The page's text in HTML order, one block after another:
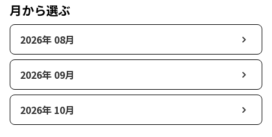
月から選ぶ
2026年 08月
2026年 09月
2026年 10月